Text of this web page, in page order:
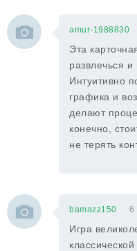
amur-1988830
Эта
развлечься и
Интуитивно
графика и
делают
конечно,
не терять
bamazz150 6
Игра